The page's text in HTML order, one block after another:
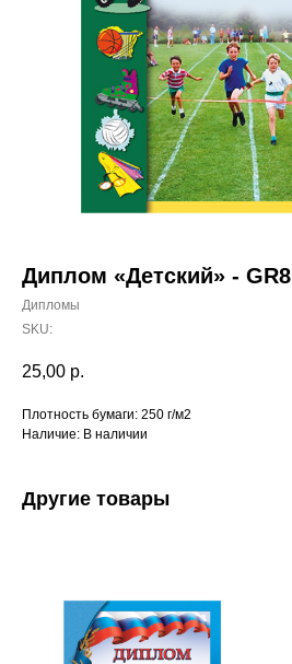
Диплом «Детский» - GR8
Дипломы
SKU:
25,00 р.
Плотность бумаги: 250 г/м2
Наличие: В наличии
Другие товары